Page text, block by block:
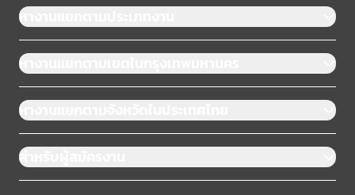
หางานแยกตามประเภทงาน
หางานแยกตามเขตในกรุงเทพมหานคร
หางานแยกตามจังหวัดในประเทศไทย
สำหรับผู้สมัครงาน